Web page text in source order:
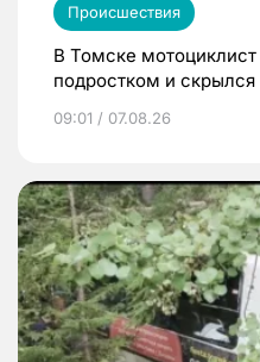
Происшествия
В Томске
подростком и скрылся
09:01 / 07.08.26